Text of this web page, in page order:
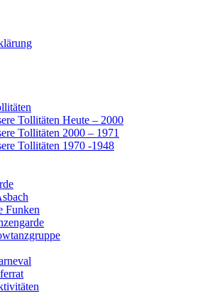
Tollitäten Heute – 2000
Tollitäten 2000 – 1971
Tollitäten 1970 -1948
Funken